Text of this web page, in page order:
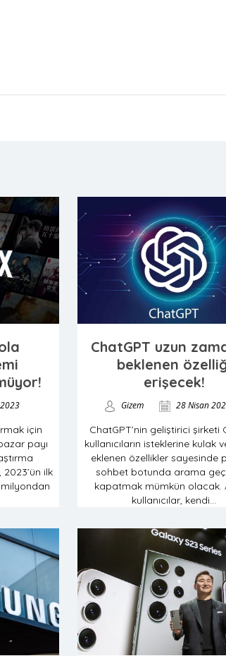
için
payı
ilk
ChatGPT uzun
beklenen
erişecek!
Gizem 28 Nisan
ChatGPT’nin geliştirici şirketi
kullanıcıların isteklerine kulak
eklenen özellikler sayesinde
sohbet botunda arama
kapatmak mümkün olacak.
kullanıcılar, kendi...